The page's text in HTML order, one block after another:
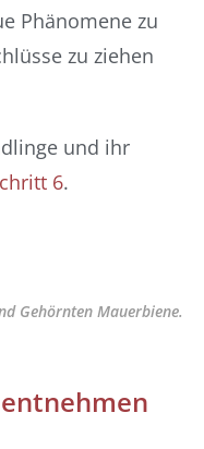
Phänomene zu
zu ziehen
und ihr
6.
Gehörnten Mauerbiene.